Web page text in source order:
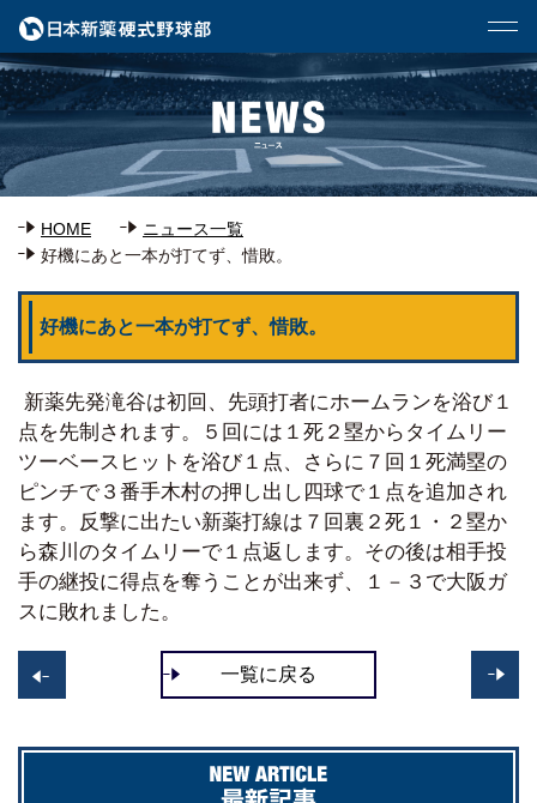
HOME
ニュース一覧
好機にあと一本が打てず、惜敗。
好機にあと一本が打てず、惜敗。
新薬先発滝谷は初回、先頭打者にホームランを浴び１
点を先制されます。５回には１死２塁からタイムリー
ツーベースヒットを浴び１点、さらに７回１死満塁の
ピンチで３番手木村の押し出し四球で１点を追加され
ます。反撃に出たい新薬打線は７回裏２死１・２塁か
ら森川のタイムリーで１点返します。その後は相手投
手の継投に得点を奪うことが出来ず、１－３で大阪ガ
スに敗れました。
一覧に戻る